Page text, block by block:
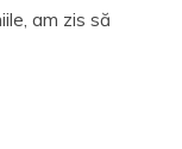
am zis să